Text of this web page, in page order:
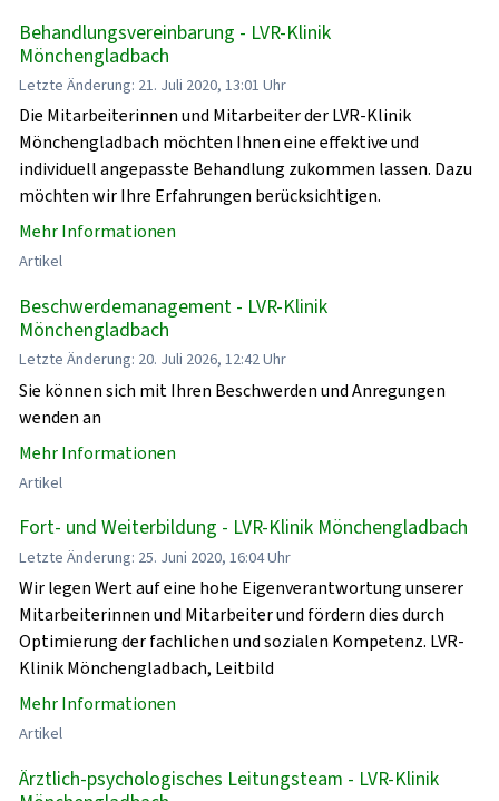
Behandlungsvereinbarung - LVR-Klinik
Mönchengladbach
Letzte Änderung: 21. Juli 2020, 13:01 Uhr
Die Mitarbeiterinnen und Mitarbeiter der LVR-Klinik
Mönchengladbach möchten Ihnen eine effektive und
individuell angepasste Behandlung zukommen lassen. Dazu
möchten wir Ihre Erfahrungen berücksichtigen.
Mehr Informationen
Artikel
Beschwerdemanagement - LVR-Klinik
Mönchengladbach
Letzte Änderung: 20. Juli 2026, 12:42 Uhr
Sie können sich mit Ihren Beschwerden und Anregungen
wenden an
Mehr Informationen
Artikel
Fort- und Weiterbildung - LVR-Klinik Mönchengladbach
Letzte Änderung: 25. Juni 2020, 16:04 Uhr
Wir legen Wert auf eine hohe Eigenverantwortung unserer
Mitarbeiterinnen und Mitarbeiter und fördern dies durch
Optimierung der fachlichen und sozialen Kompetenz. LVR-
Klinik Mönchengladbach, Leitbild
Mehr Informationen
Artikel
Ärztlich-psychologisches Leitungsteam - LVR-Klinik